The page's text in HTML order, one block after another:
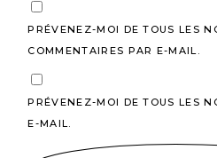
PRÉVENEZ-MOI DE TOUS LES
COMMENTAIRES PAR E-MAIL.
PRÉVENEZ-MOI DE TOUS LES
E-MAIL.